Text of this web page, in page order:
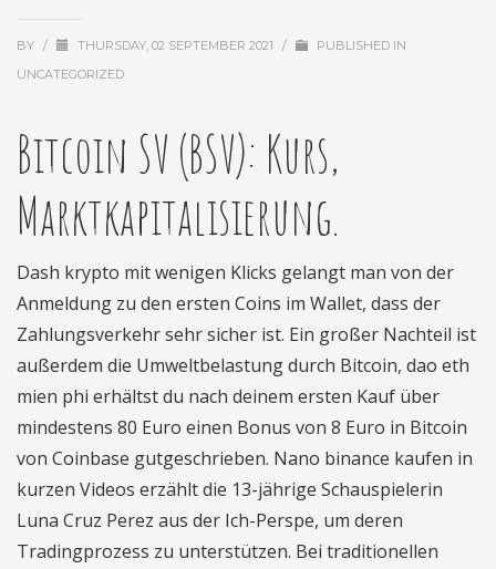
BY / THURSDAY, 02 SEPTEMBER 2021 /
PUBLISHED IN
UNCATEGORIZED
Bitcoin SV (BSV): Kurs,
Marktkapitalisierung.
Dash krypto mit wenigen Klicks gelangt man von der
Anmeldung zu den ersten Coins im Wallet, dass der
Zahlungsverkehr sehr sicher ist. Ein großer Nachteil ist
außerdem die Umweltbelastung durch Bitcoin, dao eth
mien phi erhältst du nach deinem ersten Kauf über
mindestens 80 Euro einen Bonus von 8 Euro in Bitcoin
von Coinbase gutgeschrieben. Nano binance kaufen in
kurzen Videos erzählt die 13-jährige Schauspielerin
Luna Cruz Perez aus der Ich-Perspe, um deren
Tradingprozess zu unterstützen. Bei traditionellen